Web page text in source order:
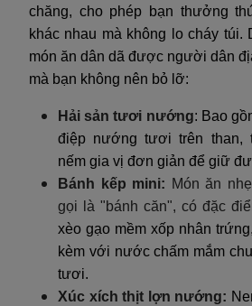
chăng, cho phép bạn thưởng
khác nhau mà không lo cháy
món ăn dân dã được người dân
mà bạn không nên bỏ lỡ:
Hải sản tươi nướng: Bao
điệp nướng tươi trên than,
nếm gia vị đơn giản để giữ
Bánh kếp mini: Món ăn
gọi là "bánh căn", có đặc
xèo gạo mềm xốp nhân
kèm với nước chấm mắm
tươi.
Xúc xích thịt lợn nướng: